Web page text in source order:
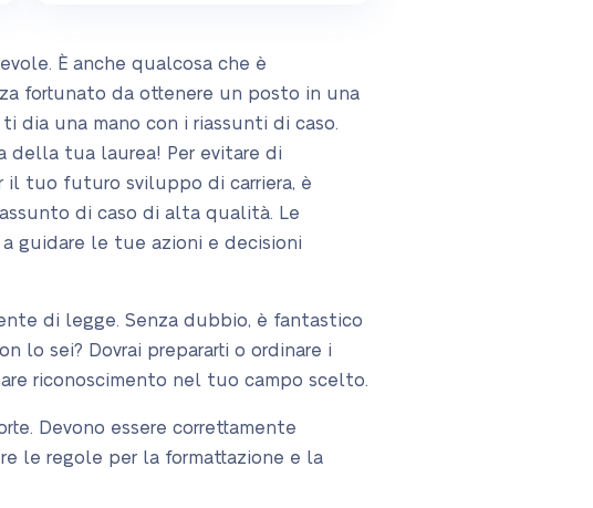
È anche qualcosa che è
fortunato da ottenere un posto in una
dia una mano con i riassunti di caso.
della tua laurea! Per evitare di
il tuo futuro sviluppo di carriera, è
di caso di alta qualità. Le
guidare le tue azioni e decisioni
di legge. Senza dubbio, è fantastico
lo sei? Dovrai prepararti o ordinare i
riconoscimento nel tuo campo scelto.
Devono essere correttamente
le regole per la formattazione e la